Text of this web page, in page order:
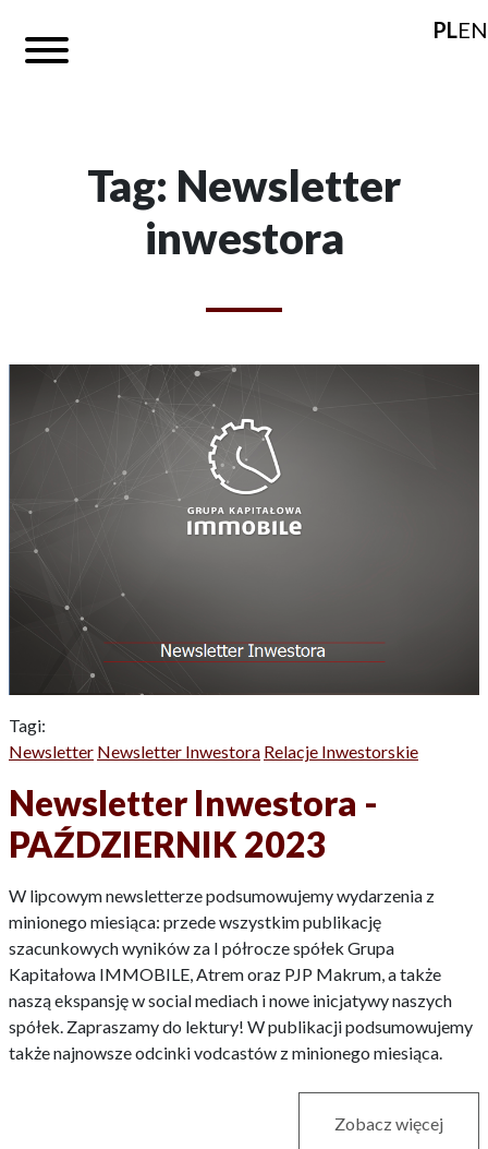
PLEN
Tag: Newsletter
inwestora
Tagi:
Newsletter Newsletter Inwestora Relacje Inwestorskie
Newsletter Inwestora -
PAŹDZIERNIK 2023
W lipcowym newsletterze podsumowujemy wydarzenia z
minionego miesiąca: przede wszystkim publikację
szacunkowych wyników za I półrocze spółek Grupa
Kapitałowa IMMOBILE, Atrem oraz PJP Makrum, a także
naszą ekspansję w social mediach i nowe inicjatywy naszych
spółek. Zapraszamy do lektury! W publikacji podsumowujemy
także najnowsze odcinki vodcastów z minionego miesiąca.
Zobacz więcej